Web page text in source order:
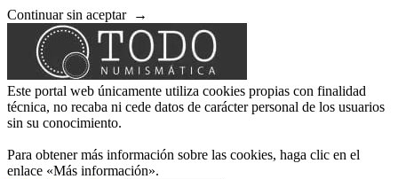
Continuar sin aceptar →
Este portal web únicamente utiliza cookies propias con finalidad
técnica, no recaba ni cede datos de carácter personal de los usuarios
sin su conocimiento.
Para obtener más información sobre las cookies, haga clic en el
enlace «Más información».